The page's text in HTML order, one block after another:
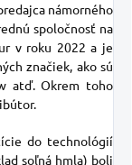
námorného
spoločnosť na
v roku 2022 a je
značiek, ako sú
atď. Okrem toho
do technológií
soľná hmla) boli